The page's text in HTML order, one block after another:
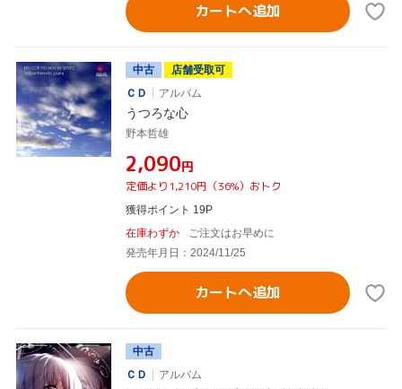
カートへ追加
中古
店舗受取可
ＣＤ
アルバム
うつろな心
野本哲雄
¥2,090円
定価より1,210円（36%）おトク
獲得ポイント 19P
在庫わずか
ご注文はお早めに
発売年月日：2024/11/25
カートへ追加
中古
ＣＤ
アルバム